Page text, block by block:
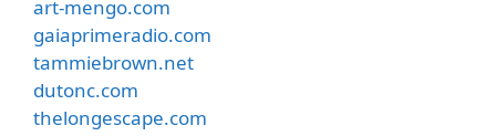
art-mengo.com
gaiaprimeradio.com
tammiebrown.net
dutonc.com
thelongescape.com